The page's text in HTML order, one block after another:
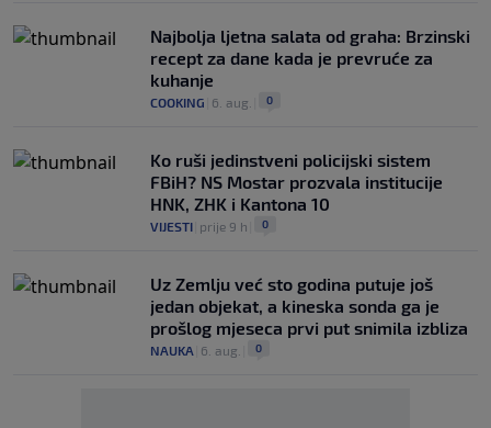
Najbolja ljetna salata od graha: Brzinski
recept za dane kada je prevruće za
kuhanje
COOKING 6. aug. 0
Ko ruši jedinstveni policijski sistem
FBiH? NS Mostar prozvala institucije
HNK, ZHK i Kantona 10
VIJESTI prije 9 h 0
Uz Zemlju već sto godina putuje još
jedan objekat, a kineska sonda ga je
prošlog mjeseca prvi put snimila izbliza
NAUKA 6. aug. 0